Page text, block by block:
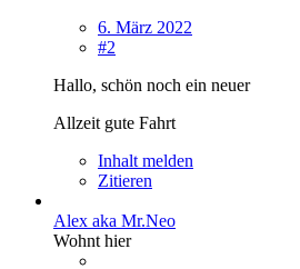
6. März 2022
#2
Hallo, schön noch ein neuer
Allzeit gute Fahrt
Inhalt melden
Zitieren
Alex aka Mr.Neo
Wohnt hier